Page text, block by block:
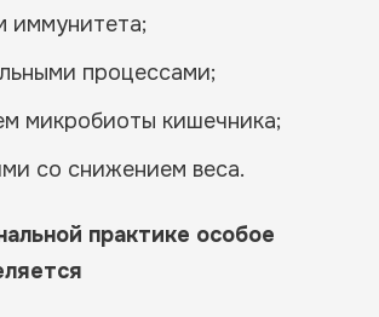
иммунитета;
процессами;
микробиоты кишечника;
со снижением веса.
практике особое